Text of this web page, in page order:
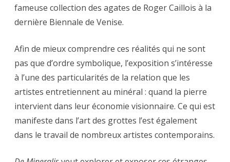
fameuse collection des agates de Roger Caillois à la
dernière Biennale de Venise.
Afin de mieux comprendre ces réalités qui ne sont
pas que d’ordre symbolique, l’exposition s’intéresse
à l’une des particularités de la relation que les
artistes entretiennent au minéral : quand la pierre
intervient dans leur économie visionnaire. Ce qui est
manifeste dans l’art des grottes l’est également
dans le travail de nombreux artistes contemporains.